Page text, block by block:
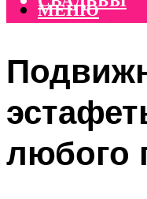
МЕНЮ
любого